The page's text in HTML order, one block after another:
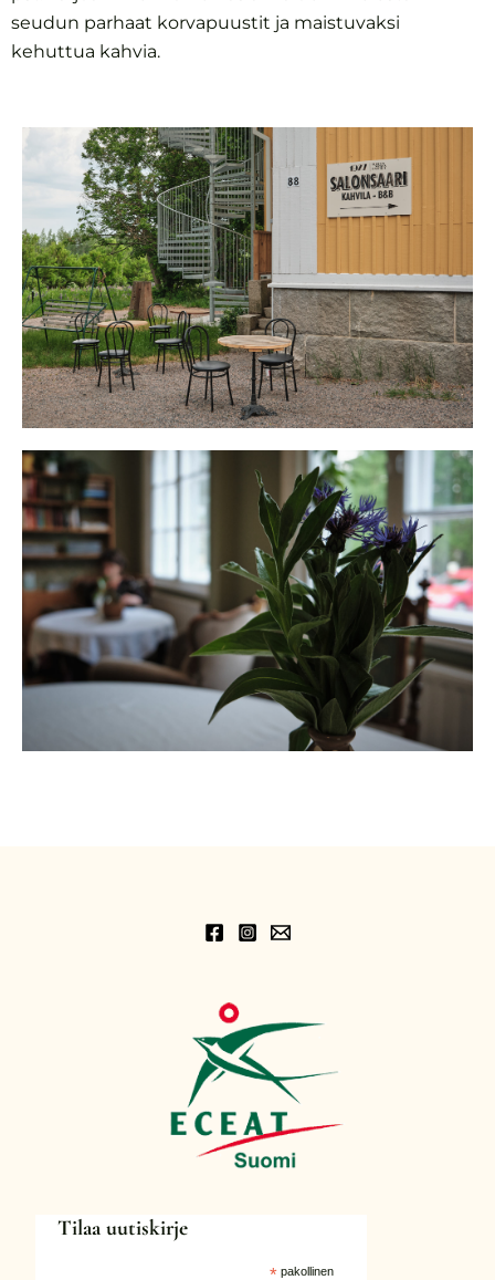
seudun parhaat korvapuustit ja maistuvaksi
kehuttua kahvia.
Tilaa uutiskirje
*pakollinen